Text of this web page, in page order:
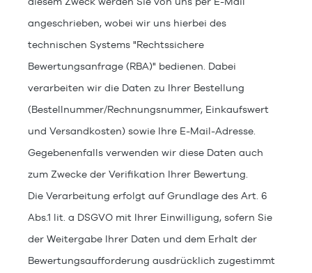
angeschrieben, wobei wir uns hierbei des
technischen Systems "Rechtssichere
Bewertungsanfrage (RBA)" bedienen. Dabei
verarbeiten wir die Daten zu Ihrer Bestellung
(Bestellnummer/Rechnungsnummer, Einkaufswert
und Versandkosten) sowie Ihre E-Mail-Adresse.
Gegebenenfalls verwenden wir diese Daten auch
zum Zwecke der Verifikation Ihrer Bewertung.
Die Verarbeitung erfolgt auf Grundlage des Art. 6
Abs.1 lit. a DSGVO mit Ihrer Einwilligung, sofern Sie
der Weitergabe Ihrer Daten und dem Erhalt der
Bewertungsaufforderung ausdrücklich zugestimmt